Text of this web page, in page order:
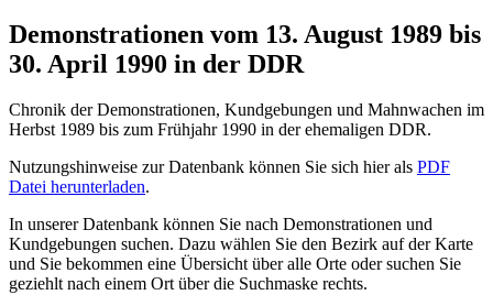
Demonstrationen vom 13. August 1989 bis
30. April 1990 in der DDR
Chronik der Demonstrationen, Kundgebungen und Mahnwachen im
Herbst 1989 bis zum Frühjahr 1990 in der ehemaligen DDR.
Nutzungshinweise zur Datenbank können Sie sich hier als PDF
Datei herunterladen.
In unserer Datenbank können Sie nach Demonstrationen und
Kundgebungen suchen. Dazu wählen Sie den Bezirk auf der Karte
und Sie bekommen eine Übersicht über alle Orte oder suchen Sie
geziehlt nach einem Ort über die Suchmaske rechts.